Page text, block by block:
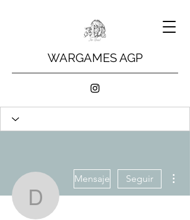
WARGAMES AGP
Mensaje Seguir